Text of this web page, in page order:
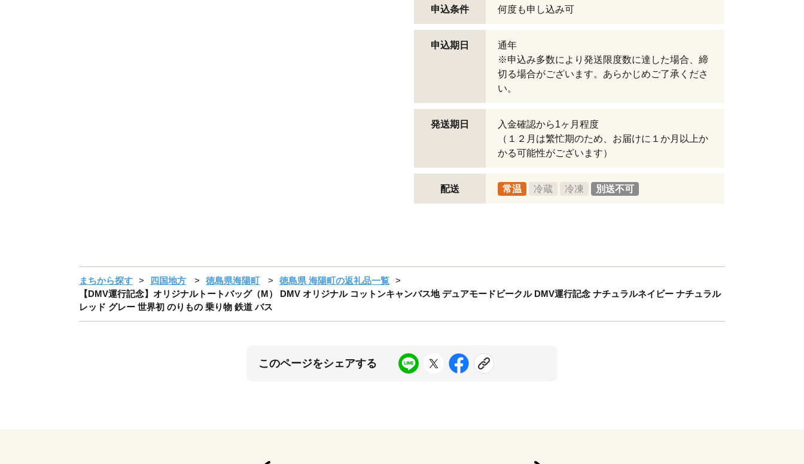
申込条件 何度も申し込み可
申込期日
通年
※申込み多数により発送限度数に達した場合、締
切る場合がございます。あらかじめご了承くださ
い。
発送期日
入金確認から1ヶ月程度
（１２月は繁忙期のため、お届けに１か月以上か
かる可能性がございます）
配送 常温 冷蔵 冷凍 別送不可
まちから探す 四国地方 徳島県海陽町
徳島県 海陽町の返礼品一覧
【DMV運行記念】オリジナルトートバッグ（M） DMV オリジナル コットンキャンバス地 デュアモードビークル DMV運行記念 ナチュラルネイビー ナチュラル
レッド グレー 世界初 のりもの 乗り物 鉄道 バス
このページをシェアする